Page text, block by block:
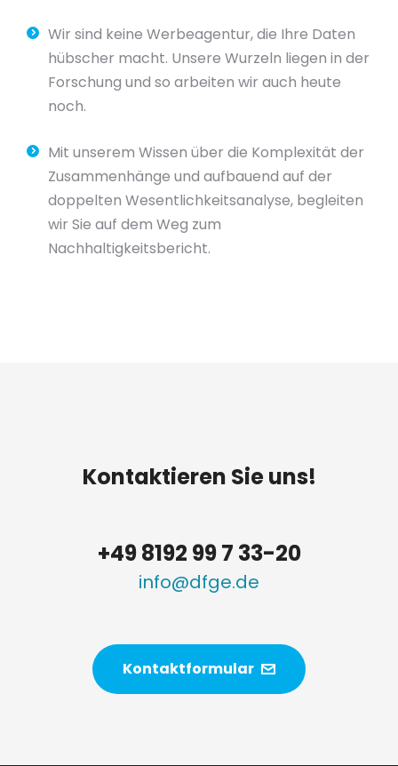
Wir sind keine Werbeagentur, die Ihre Daten
hübscher macht. Unsere Wurzeln liegen in der
Forschung und so arbeiten wir auch heute
noch.
Mit unserem Wissen über die Komplexität der
Zusammenhänge und aufbauend auf der
doppelten Wesentlichkeitsanalyse, begleiten
wir Sie auf dem Weg zum
Nachhaltigkeitsbericht.
Kontaktieren Sie uns!
+49 8192 99 7 33-20
info@dfge.de
Kontaktformular